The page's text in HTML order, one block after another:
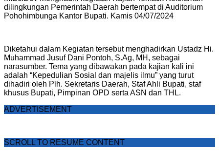
dilingkungan Pemerintah Daerah bertempat di Auditorium
Pohohimbunga Kantor Bupati. Kamis 04/07/2024
Diketahui dalam Kegiatan tersebut menghadirkan Ustadz Hi.
Muhammad Jusuf Dani Pontoh, S.Ag, MH, sebagai
narasumber. Tema yang dibawakan pada kajian kali ini
adalah “Kepedulian Sosial dan majelis ilmu” yang turut
dihadiri oleh Plh. Sekretaris Daerah, Staf Ahli Bupati, staf
khusus Bupati, Pimpinan OPD serta ASN dan THL.
ADVERTISEMENT
SCROLL TO RESUME CONTENT